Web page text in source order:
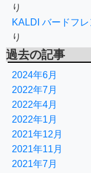
り
KALDI バードフ
り
過去の記事
2024年6月
2022年7月
2022年4月
2022年1月
2021年12月
2021年11月
2021年7月